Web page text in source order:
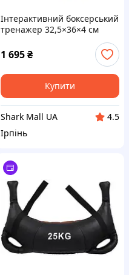
Інтерактивний боксерський
тренажер 32,5×36×4 см
1 695₴
Купити
Shark Mall UA
4.5
Ірпінь